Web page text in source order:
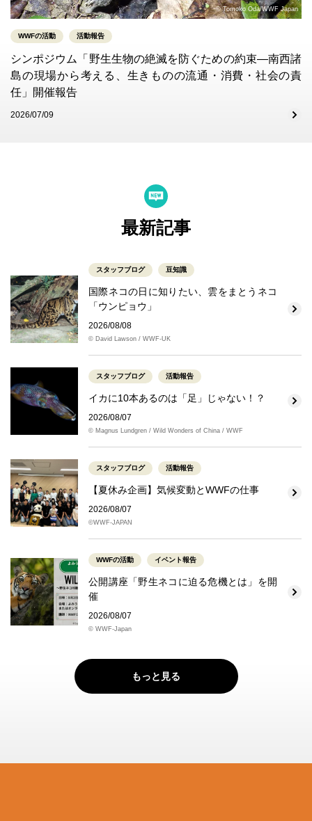
© Tomoko Oda/WWF Japan
WWFの活動 活動報告
シンポジウム「野生生物の絶滅を防ぐための約束―南西諸
島の現場から考える、生きものの流通・消費・社会の責
任」開催報告
2026/07/09
最新記事
スタッフブログ 豆知識
国際ネコの日に知りたい、雲をまとうネコ
「ウンピョウ」
2026/08/08
© David Lawson / WWF-UK
スタッフブログ 活動報告
イカに10本あるのは「足」じゃない！？
2026/08/07
© Magnus Lundgren / Wild Wonders of China / WWF
スタッフブログ 活動報告
【夏休み企画】気候変動とWWFの仕事
2026/08/07
©WWF-JAPAN
WWFの活動 イベント報告
公開講座「野生ネコに迫る危機とは」を開
催
2026/08/07
© WWF-Japan
もっと見る